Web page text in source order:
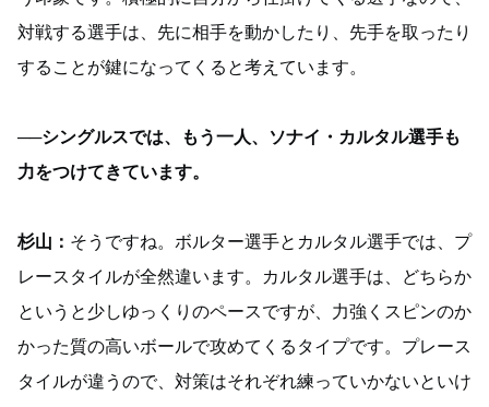
対戦する選手は、先に相手を動かしたり、先手を取ったり
することが鍵になってくると考えています。
──シングルスでは、もう一人、ソナイ・カルタル選手も
力をつけてきています。
杉山： そうですね。ボルター選手とカルタル選手では、プ
レースタイルが全然違います。カルタル選手は、どちらか
というと少しゆっくりのペースですが、力強くスピンのか
かった質の高いボールで攻めてくるタイプです。プレース
タイルが違うので、対策はそれぞれ練っていかないといけ